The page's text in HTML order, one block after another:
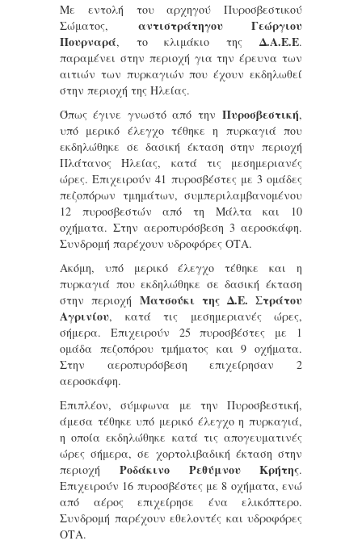
Με εντολή του αρχηγού Πυροσβεστικού
Σώματος, αντιστράτηγου Γεώργιου
Πουρναρά, το κλιμάκιο τηςΔ.Α.Ε.Ε.
παραμένει στην περιοχή για την έρευνα των
αιτιών των πυρκαγιών που έχουν εκδηλωθεί
στην περιοχή της Ηλείας.
Όπως έγινε γνωστό από την Πυροσβεστική,
υπό μερικό έλεγχο τέθηκε η πυρκαγιά που
εκδηλώθηκε σε δασική έκταση στην περιοχή
Πλάτανος Ηλείας, κατά τις μεσημεριανές
ώρες. Επιχειρούν 41 πυροσβέστες με 3 ομάδες
πεζοπόρων τμημάτων, συμπεριλαμβανομένου
12 πυροσβεστών από τη Μάλτα και 10
οχήματα. Στην αεροπυρόσβεση 3 αεροσκάφη.
Συνδρομή παρέχουν υδροφόρες ΟΤΑ.
Ακόμη, υπό μερικό έλεγχο τέθηκε και η
πυρκαγιά που εκδηλώθηκε σε δασική έκταση
στην περιοχή Ματσούκι της Δ.Ε. Στράτου
Αγρινίου, κατά τις μεσημεριανές ώρες,
σήμερα. Επιχειρούν 25 πυροσβέστες με 1
ομάδα πεζοπόρου τμήματος και 9 οχήματα.
Στην αεροπυρόσβεση επιχείρησαν 2
αεροσκάφη.
Επιπλέον, σύμφωνα με την Πυροσβεστική,
άμεσα τέθηκε υπό μερικό έλεγχο η πυρκαγιά,
η οποία εκδηλώθηκε κατά τις απογευματινές
ώρες σήμερα, σε χορτολιβαδική έκταση στην
περιοχή
Ροδάκινο Ρεθύμνου Κρήτης.
Επιχειρούν 16 πυροσβέστες με 8 οχήματα, ενώ
από αέρος επιχείρησε ένα ελικόπτερο.
Συνδρομή παρέχουν εθελοντές και υδροφόρες
ΟΤΑ.